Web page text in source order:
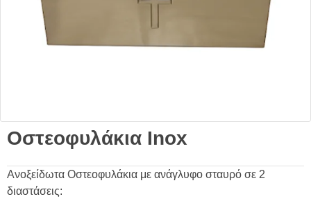
Οστεοφυλάκια Inox
Ανοξείδωτα Οστεοφυλάκια με ανάγλυφο σταυρό σε 2
διαστάσεις: